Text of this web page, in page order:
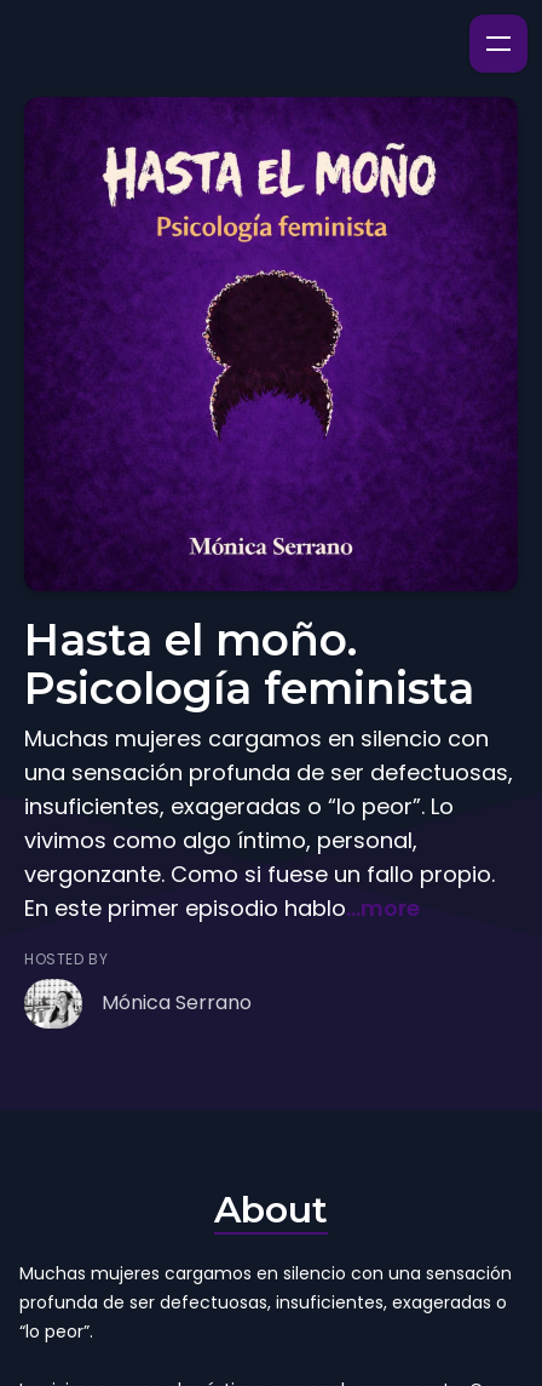
Hasta el moño.
Psicología feminista
Muchas mujeres cargamos en silencio con
una sensación profunda de ser defectuosas,
insuficientes, exageradas o “lo peor”. Lo
vivimos como algo íntimo, personal,
vergonzante. Como si fuese un fallo propio.
En este primer episodio hablo...more
HOSTED BY
Mónica Serrano
About
Muchas mujeres cargamos en silencio con una sensación
profunda de ser defectuosas, insuficientes, exageradas o
“lo peor”.